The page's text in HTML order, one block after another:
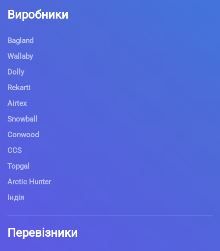
Виробники
Bagland
Wallaby
Dolly
Rekarti
Airtex
Snowball
Conwood
CCS
Topgal
Arctic Hunter
Індія
Перевізники